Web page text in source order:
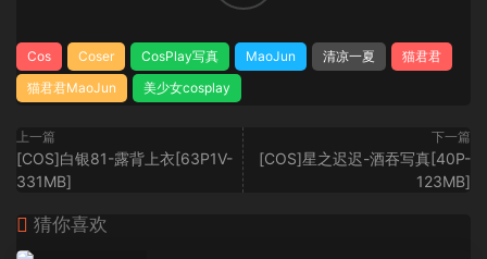
Cos Coser CosPlay写真 MaoJun 清凉一夏
猫君君
猫君君MaoJun
美少女cosplay
上一篇
[COS]白银81-露背上衣[63P1V-
331MB]
下一篇
[COS]星之迟迟-酒吞写真[40P-
123MB]
猜你喜欢